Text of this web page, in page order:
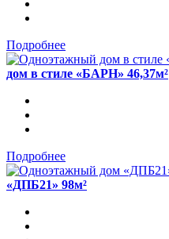
Подробнее
дом в стиле «БАРН» 46,37м²
Подробнее
«ДПБ21» 98м²